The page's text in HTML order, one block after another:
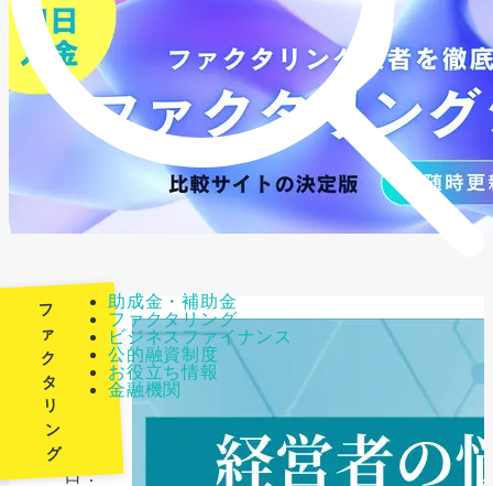
助成金・補助金
ファクタリング
ビジネスファイナンス
公的融資制度
お役立ち情報
金融機関
フ
ァ
ク
タ
リ
ン
グ
日：